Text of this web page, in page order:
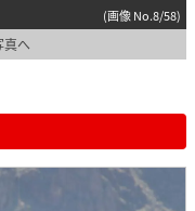
(画像 No.8/58)
真へ